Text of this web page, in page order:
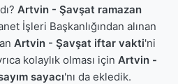
Artvin - Şavşat ramazan
İşleri Başkanlığından alınan
Artvin - Şavşat iftar vakti'ni
kolaylık olması için Artvin -
sayacı'nı da ekledik.